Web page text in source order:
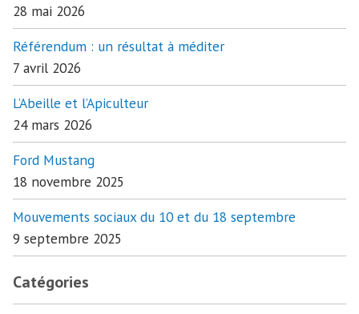
28 mai 2026
Référendum : un résultat à méditer
7 avril 2026
L’Abeille et l’Apiculteur
24 mars 2026
Ford Mustang
18 novembre 2025
Mouvements sociaux du 10 et du 18 septembre
9 septembre 2025
Catégories